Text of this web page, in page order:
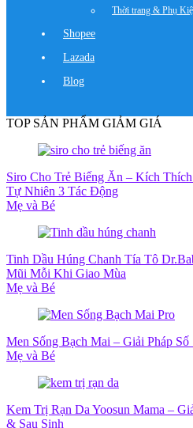
Thời trang & Phụ
Shopee
Lazada
Blog
TOP SẢN PHẨM GIẢM GIÁ
Siro Cho Trẻ Biếng Ăn – Kích
Tự Nhiên 3 Tác Động
Mẹ và Bé
Tinh Dầu Húng Chanh Tía Tô
Mũi Mỗi Khi Giao Mùa
Mẹ và Bé
Men Sống Bạch Mai – Giải Pháp
Mẹ và Bé
Kem Trị Rạn Da Yoosun Mama –
& Sau Sinh